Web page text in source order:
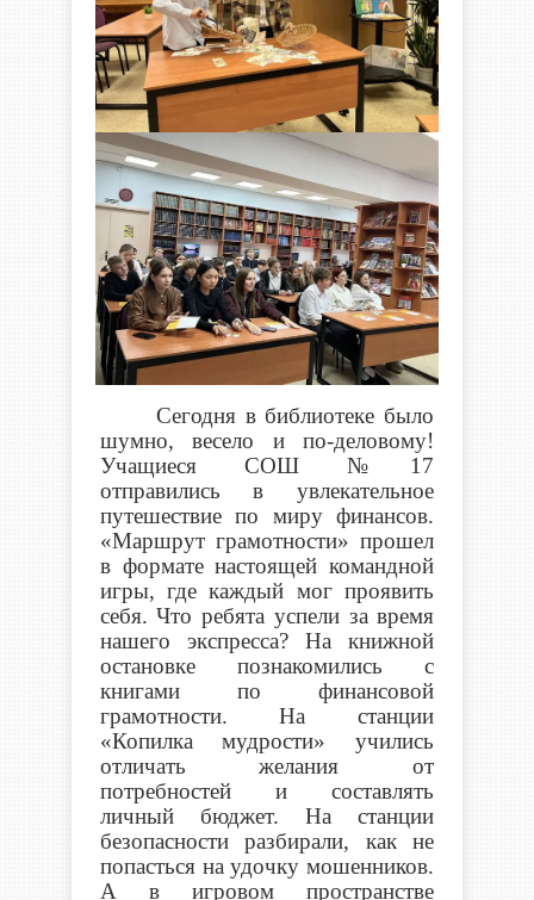
Сегодня в библиотеке было
шумно, весело и по-деловому!
Учащиеся СОШ №17
отправились в увлекательное
путешествие по миру финансов.
«Маршрут грамотности» прошел
в формате настоящей командной
игры, где каждый мог проявить
себя. Что ребята успели за время
нашего экспресса? На книжной
остановке познакомились с
книгами по финансовой
грамотности. На станции
«Копилка мудрости» учились
отличать желания от
потребностей и составлять
личный бюджет. На станции
безопасности разбирали, как не
попасться на удочку мошенников.
А в игровом пространстве